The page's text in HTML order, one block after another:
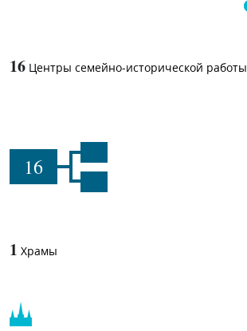
16 Центры семейно-исторической работы
16
1 Храмы